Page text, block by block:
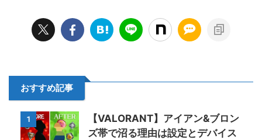
おすすめ記事
1
【VALORANT】アイアン&ブロン
ズ帯で沼る理由は設定とデバイス